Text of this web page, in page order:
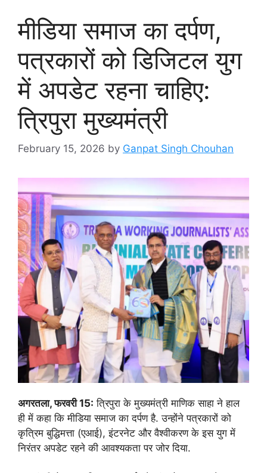
मीडिया समाज का दर्पण,
पत्रकारों को डिजिटल युग
में अपडेट रहना चाहिए:
त्रिपुरा मुख्यमंत्री
February 15, 2026 by Ganpat Singh Chouhan
अगरतला, फरवरी 15: त्रिपुरा के मुख्यमंत्री माणिक साहा ने हाल
ही में कहा कि मीडिया समाज का दर्पण है. उन्होंने पत्रकारों को
कृत्रिम बुद्धिमत्ता (एआई), इंटरनेट और वैश्वीकरण के इस युग में
निरंतर अपडेट रहने की आवश्यकता पर जोर दिया.